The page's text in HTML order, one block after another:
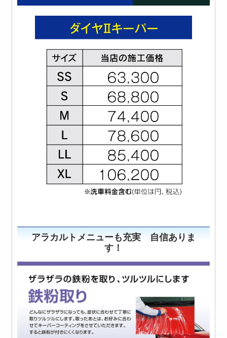
アラカルトメニューも充実 自信ありま
す！